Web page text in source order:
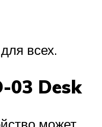
всех.
03 Desk